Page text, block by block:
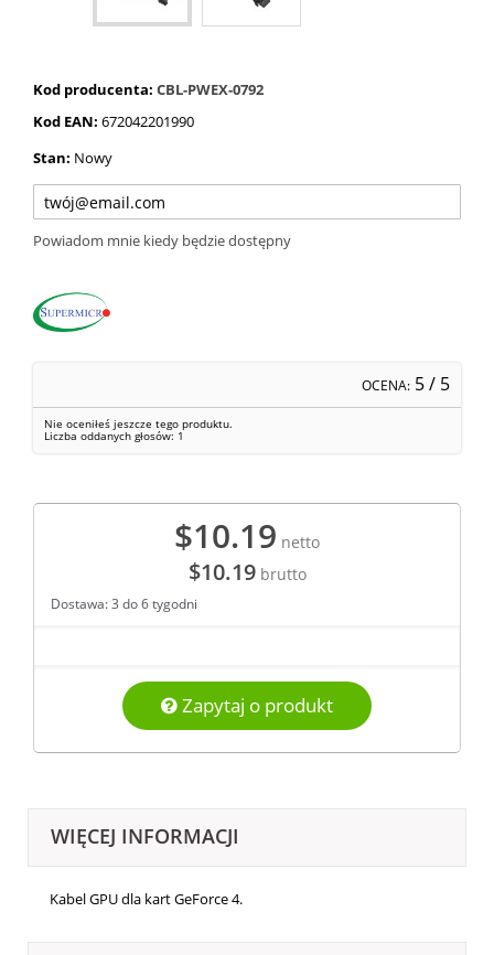
Kod producenta: CBL-PWEX-0792
Kod EAN: 672042201990
Stan: Nowy
Powiadom mnie kiedy będzie dostępny
OCENA: 5/ 5
Nie oceniłeś jeszcze tego produktu.
Liczba oddanych głosów: 1
$10.19 netto
$10.19brutto
Dostawa: 3 do 6 tygodni
Zapytaj o produkt
WIĘCEJ INFORMACJI
Kabel GPU dla kart GeForce 4.